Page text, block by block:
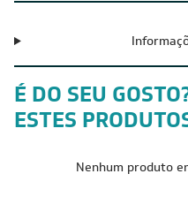
É DO SEU
ESTES
Nenhum produto